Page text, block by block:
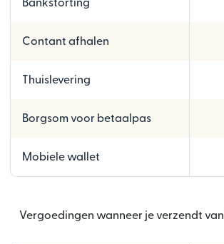
Bankstorting
Contant afhalen
Thuislevering
Borgsom voor betaalpas
Mobiele wallet
Vergoedingen wanneer je verzendt van